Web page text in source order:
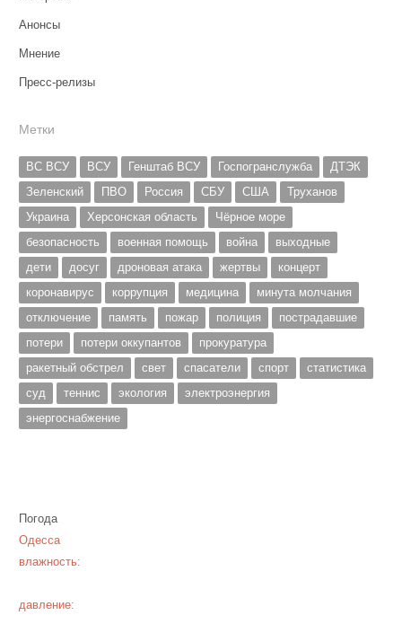
Анонсы
Мнение
Пресс-релизы
Метки
ВС ВСУ ВСУ Генштаб ВСУ Госпогранслужба
ДТЭК
Зеленский
ПВО Россия СБУ США
Труханов
Украина
Херсонская область
Чёрное море
безопасность
военная помощь война
выходные
дети
досуг дроновая атака жертвы
концерт
коронавирус
коррупция медицина
минута молчания
отключение
память пожар полиция
пострадавшие
потери
потери оккупантов
прокуратура
ракетный обстрел
свет спасатели спорт
статистика
суд
теннис экология
электроэнергия
энергоснабжение
Погода
Одесса
влажность:
давление: